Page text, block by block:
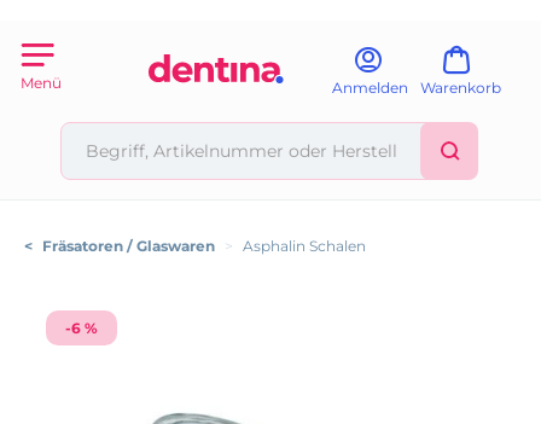
Menü Anmelden Warenkorb
< Fräsatoren / Glaswaren > Asphalin Schalen
-6 %